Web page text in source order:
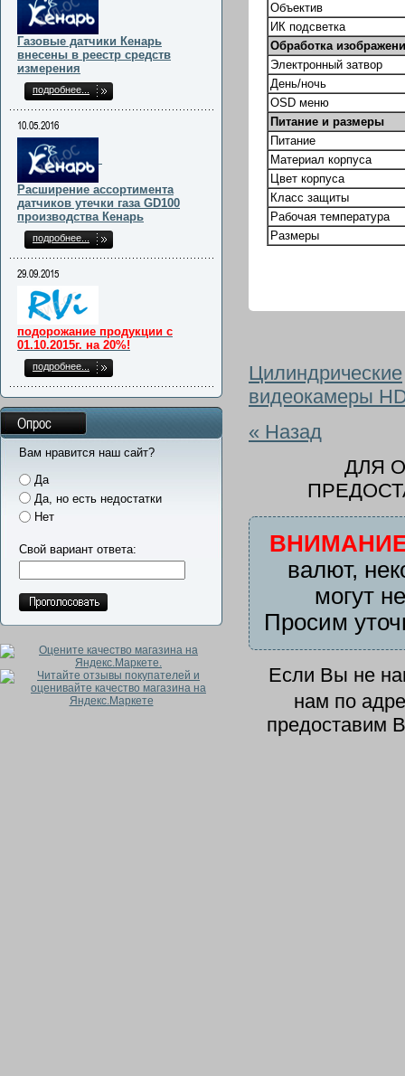
Объектив
ИК подсветка
Обработка
Электронный затвор
День/ночь
OSD меню
Питание и размеры
Питание
Материал корпуса
Цвет корпуса
Класс защиты
Рабочая температура
Размеры
Цилиндрические
видеокамеры
« Назад
ДЛЯ
валют,
могут
Просим
Если Вы не
нам по
предоставим
Газовые датчики Кенарь
внесены в реестр средств
измерения
подробнее...
10.05.2016
Расширение ассортимента
датчиков утечки газа GD100
производства Кенарь
подробнее...
29.09.2015
подорожание продукции с
01.10.2015г. на 20%!
подробнее...
Опрос
Вам нравится наш сайт?
Да
Да, но есть недостатки
Нет
Свой вариант ответа: